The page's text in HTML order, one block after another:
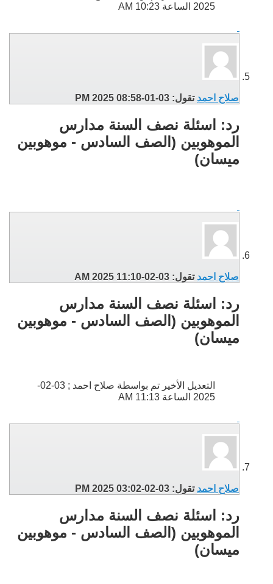
2025 الساعة
10:23 AM
صلاح احمد تقول: 03-01-2025
08:58 PM
رد: اسئلة نصف السنة مدارس
الموهوبين (الصف السادس - موهوبين
ميسان)
صلاح احمد تقول: 03-02-2025
11:10 AM
رد: اسئلة نصف السنة مدارس
الموهوبين (الصف السادس - موهوبين
ميسان)
التعديل الأخير تم بواسطة صلاح احمد ; 03-02-
2025 الساعة
11:13 AM
صلاح احمد تقول: 03-02-2025
03:02 PM
رد: اسئلة نصف السنة مدارس
الموهوبين (الصف السادس - موهوبين
ميسان)